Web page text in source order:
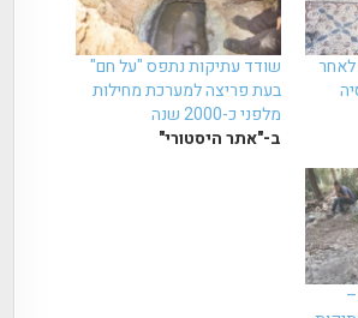
לאחר
שודד עתיקות נתפס "על חם"
בעת פריצה למערכת מחילות
מלפני כ-2000 שנה
ב-"אתר היסטורי"